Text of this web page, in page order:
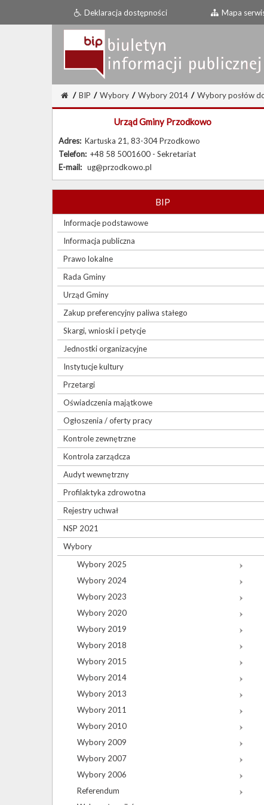
Deklaracja dostępności Mapa
/ BIP / Wybory / Wybory 2014 / Wybory posłów
Urząd Gminy Przodkowo
Adres: Kartuska 21, 83-304 Przodkowo
Telefon: +48 58 5001600 - Sekretariat
E-mail: ug@przodkowo.pl
BIP
Informacje podstawowe
Informacja publiczna
Prawo lokalne
Rada Gminy
Urząd Gminy
Zakup preferencyjny paliwa stałego
Skargi, wnioski i petycje
Jednostki organizacyjne
Instytucje kultury
Przetargi
Oświadczenia majątkowe
Ogłoszenia / oferty pracy
Kontrole zewnętrzne
Kontrola zarządcza
Audyt wewnętrzny
Profilaktyka zdrowotna
Rejestry uchwał
NSP 2021
Wybory
Wybory 2025
Wybory 2024
Wybory 2023
Wybory 2020
Wybory 2019
Wybory 2018
Wybory 2015
Wybory 2014
Wybory 2013
Wybory 2011
Wybory 2010
Wybory 2009
Wybory 2007
Wybory 2006
Referendum